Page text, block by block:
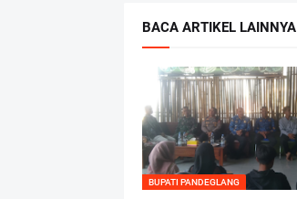
BACA ARTIKEL LAINNYA
BUPATI PANDEGLANG